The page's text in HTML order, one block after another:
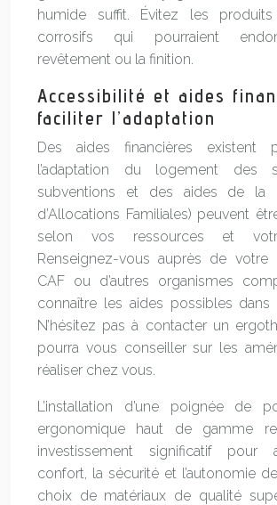
humide suffit. Évitez les
corrosifs qui pourraient
revêtement ou la finition.
Accessibilité et aides
faciliter l’adaptation
Des aides financières existent
l’adaptation du logement des
subventions et des aides de la
d’Allocations Familiales) peuvent
selon vos ressources et
Renseignez-vous auprès de votre
CAF ou d’autres organismes
connaître les aides possibles dans
N’hésitez pas à contacter un
pourra vous conseiller sur les
réaliser chez vous.
L’installation d’une poignée de
ergonomique haut de gamme
investissement significatif pour
confort, la sécurité et l’autonomie
choix de matériaux de qualité